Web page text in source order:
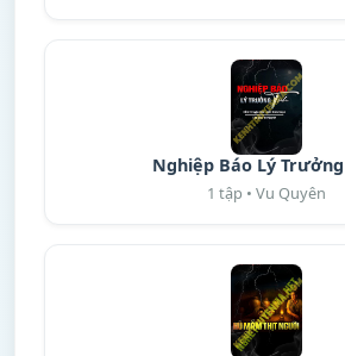
Nghiệp Báo Lý
1 tập • Vu Quyên